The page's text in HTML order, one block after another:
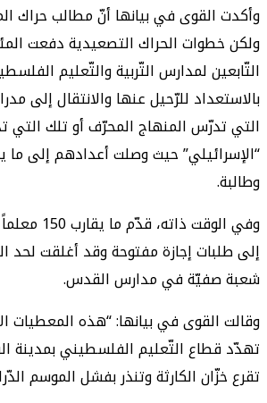
وأكدت القوى في بيانها أنّ مطالب حراك
ولكن خطوات الحراك التصعيدية دفعت
التّابعين لمدارس التّربية والتّعليم
بالاستعداد للرّحيل عنها والانتقال إلى
التي تدرّس المنهاج المحرّف أو تلك التي
وطالبة.
وفي الوقت
شعبة صفيّة في مدارس القدس.
وقالت القوى في بيانها: “هذه المعطيات
تهدّد قطاع التّعليم الفلسطيني بمدينة
تقرع خزّان الكارثة وتنذر بفشل الموسم